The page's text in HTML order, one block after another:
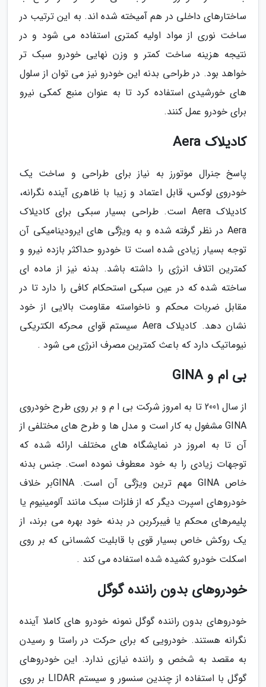
ساختارهای داخلی در هم آمیخته شده اند. به این ترتیب در
ساخت نوری از مواد اولیه کمتری استفاده می شود و در
نتیجه هزینه ساخت کمتر و وزن نهایی خودرو سبک تر
خواهد بود. در طراحی بدنه این خودرو نیز می توان از سلول
های خورشیدی استفاده کرد تا به عنوان منبع کمکی نیرو
برای خودرو عمل کنند.
کادیلاک Aera
پاسخ جنرال موتورز به نیاز برای طراحی و ساخت یک
خودروی لوکس، قابل اعتماد و زیبا با ظاهری آینده نگرانه،
کادیلاک Aera است. طراحی بسیار سبکی برای کادیلاک
Aera در نظر گرفته شده و به ویژگی های ایرودینامیکی آن
توجه بسیار زیادی شده است تا خودرو حداکثر بازده نیرو و
کمترین اتلاف انرژی را داشته باشد. بدنه نیز از ماده ای
ساخته شده که در عین سبکی استحکام کافی را دارد تا در
مقابل ضربات محکم و ناخواسته مقاومت بالایی از خود
نشان دهد. کادیلاک Aera سیستم قوای محرکه الکتریکی
نیوماتیک دارد که باعث کمترین مصرف انرژی می شود .
بی ام و GINA
از سال 2001 تا به امروز شرکت بی ا م و بر روی طرح خودروی
GINA مشغول به کار است و مدل ها و طرح های مختلفی از
آن تا به امروز در نمایشگاه های مختلف ارائه شده که
توجهات زیادی را به خود معطوف نموده است. جنس بدنه
خاص GINA مهم ترین ویژگی آن است. GINAبر خلاف
خودروهای اسپرت دیگر که از فلزات سبک مانند آلومینیوم یا
پلیمرهای محکم یا فیبرکربن در بدنه خود بهره می برند، از
یک روکش خاص بسیار قوی با قابلیت کشسانی که بر روی
اسکلت خودرو کشیده شده استفاده می کند .
خودروهای بدون راننده گوگل
خودروهای بدون راننده گوگل نمونه خودرو های کاملا آینده
نگرانه هستند. خودرویی که برای حرکت در راستا و رسیدن
به مقصد به شخص و راننده نیازی ندارد. این خودروهای
گوگل با استفاده از چندین سنسور و سیستم LIDAR بر روی